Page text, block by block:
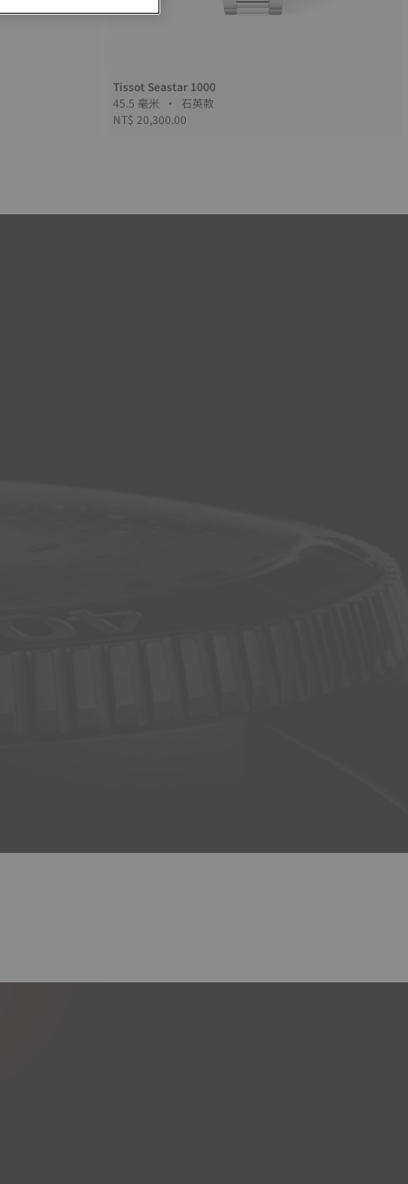
Tissot Seastar 1000
45.5 毫米 • 石英款
NT$ 20,300.00